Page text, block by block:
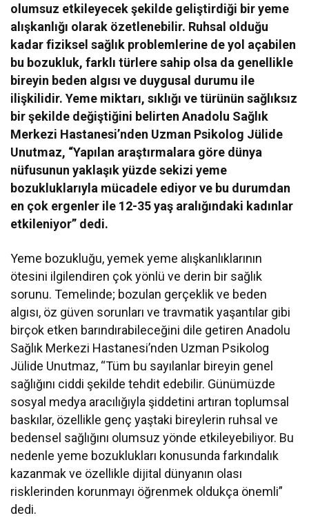
olumsuz etkileyecek şekilde geliştirdiği bir yeme
alışkanlığı olarak özetlenebilir. Ruhsal olduğu
kadar fiziksel sağlık problemlerine de yol açabilen
bu bozukluk, farklı türlere sahip olsa da genellikle
bireyin beden algısı ve duygusal durumu ile
ilişkilidir. Yeme miktarı, sıklığı ve türünün sağlıksız
bir şekilde değiştiğini belirten Anadolu Sağlık
Merkezi Hastanesi’nden Uzman Psikolog Jülide
Unutmaz, “Yapılan araştırmalara göre dünya
nüfusunun yaklaşık yüzde sekizi yeme
bozukluklarıyla mücadele ediyor ve bu durumdan
en çok ergenler ile 12-35 yaş aralığındaki kadınlar
etkileniyor” dedi.
Yeme bozukluğu, yemek yeme alışkanlıklarının
ötesini ilgilendiren çok yönlü ve derin bir sağlık
sorunu. Temelinde; bozulan gerçeklik ve beden
algısı, öz güven sorunları ve travmatik yaşantılar gibi
birçok etken barındırabileceğini dile getiren Anadolu
Sağlık Merkezi Hastanesi’nden Uzman Psikolog
Jülide Unutmaz, “Tüm bu sayılanlar bireyin genel
sağlığını ciddi şekilde tehdit edebilir. Günümüzde
sosyal medya aracılığıyla şiddetini artıran toplumsal
baskılar, özellikle genç yaştaki bireylerin ruhsal ve
bedensel sağlığını olumsuz yönde etkileyebiliyor. Bu
nedenle yeme bozuklukları konusunda farkındalık
kazanmak ve özellikle dijital dünyanın olası
risklerinden korunmayı öğrenmek oldukça önemli”
dedi.